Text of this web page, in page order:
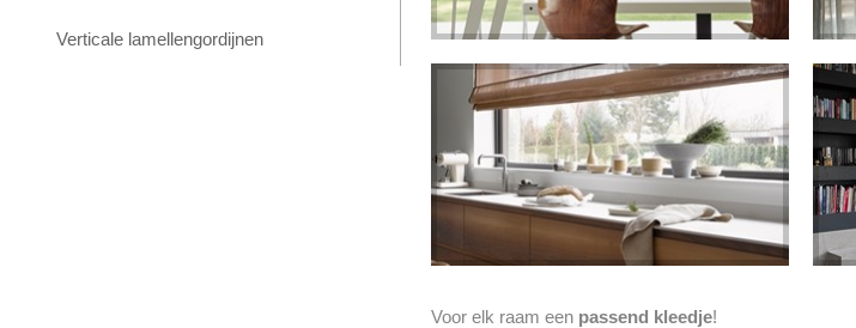
Verticale lamellengordijnen
Voor elk raam een passend kleedje!